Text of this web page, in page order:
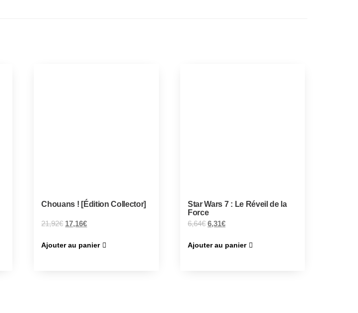
Chouans ! [Édition Collector]
21,92€ 17,16€
Ajouter au panier
Star Wars 7 : Le Réveil de la
Force
6,64€ 6,31€
Ajouter au panier